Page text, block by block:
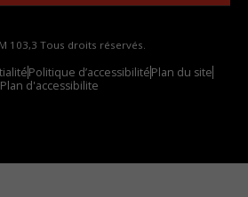
103,3 Tous droits réservés.
Politique d’accessibilitéPlan du site
Plan d'accessibilite